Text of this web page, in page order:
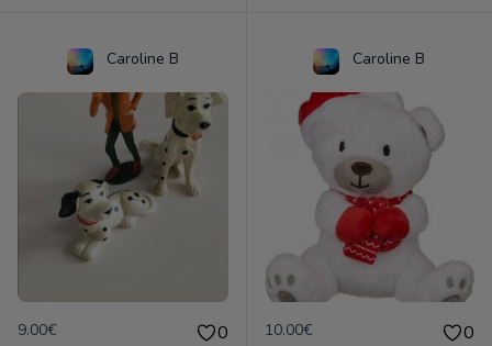
Caroline B
9.00€ 0
Caroline B
10.00€ 0